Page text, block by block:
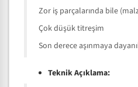
Zor iş parçalarında bile
Çok düşük titreşim
Son derece aşınmaya
Teknik Açıklama: